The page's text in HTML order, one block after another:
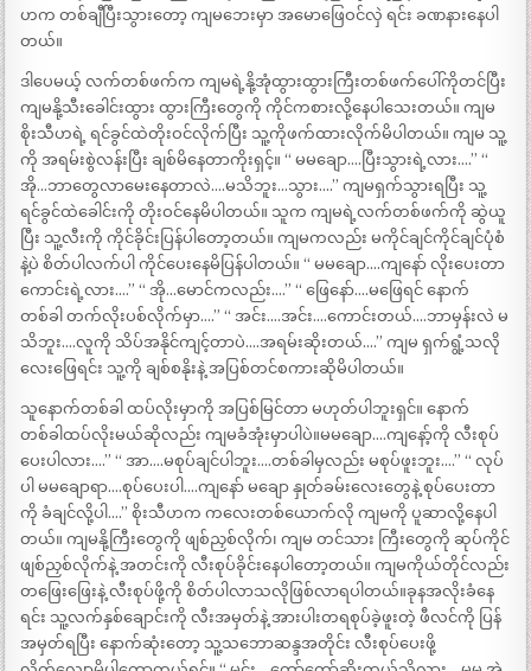
ဟက တစ်ချီပြီးသွားတော့ ကျမဘေးမှာ အမောဖြေဝင်လှဲ ရင်း ခဏနားနေပါ
တယ်။
ဒါပေမယ့် လက်တစ်ဖက်က ကျမရဲ့နို့အုံထွားထွားကြီးတစ်ဖက်ပေါ်ကိုတင်ပြီး
ကျမနို့သီးခေါင်းထွား ထွားကြီးတွေကို ကိုင်ကစားလို့နေပါသေးတယ်။ ကျမ
စိုးသီဟရဲ့ ရင်ခွင်ထဲတိုးဝင်လိုက်ပြီး သူ့ကိုဖက်ထားလိုက်မိပါတယ်။ ကျမ သူ့
ကို အရမ်းစွဲလန်းပြီး ချစ်မိနေတာကိုးရှင့်။ “ မမချော….ပြီးသွားရဲ့လား….” “
အို…ဘာတွေလာမေးနေတာလဲ….မသိဘူး…သွား….” ကျမရှက်သွားရပြီး သူ့
ရင်ခွင်ထဲခေါင်းကို တိုးဝင်နေမိပါတယ်။ သူက ကျမရဲ့လက်တစ်ဖက်ကို ဆွဲယူ
ပြီး သူ့လီးကို ကိုင်ခိုင်းပြန်ပါတော့တယ်။ ကျမကလည်း မကိုင်ချင်ကိုင်ချင်ပုံစံ
နဲ့ပဲ စိတ်ပါလက်ပါ ကိုင်ပေးနေမိပြန်ပါတယ်။ “ မမချော….ကျနော် လိုးပေးတာ
ကောင်းရဲ့လား….” “ အို…မောင်ကလည်း….” “ ဖြေနော်….မဖြေရင် နောက်
တစ်ခါ တက်လိုးပစ်လိုက်မှာ….” “ အင်း….အင်း….ကောင်းတယ်….ဘာမှန်းလဲ မ
သိဘူး….လူကို သိပ်အနိုင်ကျင့်တာပဲ….အရမ်းဆိုးတယ်….” ကျမ ရှက်ရွံ့သလို
လေးဖြေရင်း သူ့ကို ချစ်စနိုးနဲ့ အပြစ်တင်စကားဆိုမိပါတယ်။
သူနောက်တစ်ခါ ထပ်လိုးမှာကို အပြစ်မြင်တာ မဟုတ်ပါဘူးရှင်။ နောက်
တစ်ခါထပ်လိုးမယ်ဆိုလည်း ကျမခံအုံးမှာပါပဲ။မမချော….ကျနော့်ကို လီးစုပ်
ပေးပါလား….” “ အာ….မစုပ်ချင်ပါဘူး….တစ်ခါမှလည်း မစုပ်ဖူးဘူး….” “ လုပ်
ပါ မမချောရာ….စုပ်ပေးပါ….ကျနော် မချော နှုတ်ခမ်းလေးတွေနဲ့ စုပ်ပေးတာ
ကို ခံချင်လို့ပါ….” စိုးသီဟက ကလေးတစ်ယောက်လို ကျမကို ပူဆာလို့နေပါ
တယ်။ ကျမနို့ကြီးတွေကို ဖျစ်ညှစ်လိုက်၊ ကျမ တင်သား ကြီးတွေကို ဆုပ်ကိုင်
ဖျစ်ညှစ်လိုက်နဲ့ အတင်းကို လီးစုပ်ခိုင်းနေပါတော့တယ်။ ကျမကိုယ်တိုင်လည်း
တဖြေးဖြေးနဲ့ လီးစုပ်ဖို့ကို စိတ်ပါလာသလိုဖြစ်လာရပါတယ်။ခုနအလိုးခံနေ
ရင်း သူ့လက်နှစ်ချောင်းကို လီးအမှတ်နဲ့ အားပါးတရစုပ်ခဲ့ဖူးတဲ့ ဖီလင်ကို ပြန်
အမှတ်ရပြီး နောက်ဆုံးတော့ သူ့သဘောဆန္ဒအတိုင်း လီးစုပ်ပေးဖို့